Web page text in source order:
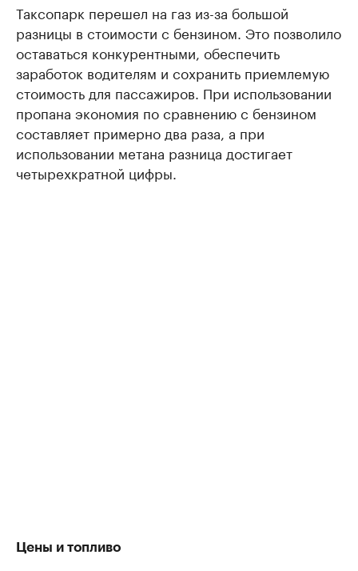
Таксопарк перешел на газ из-за большой
разницы в стоимости с бензином. Это позволило
оставаться конкурентными, обеспечить
заработок водителям и сохранить приемлемую
стоимость для пассажиров. При использовании
пропана экономия по сравнению с бензином
составляет примерно два раза, а при
использовании метана разница достигает
четырехкратной цифры.
Цены и топливо